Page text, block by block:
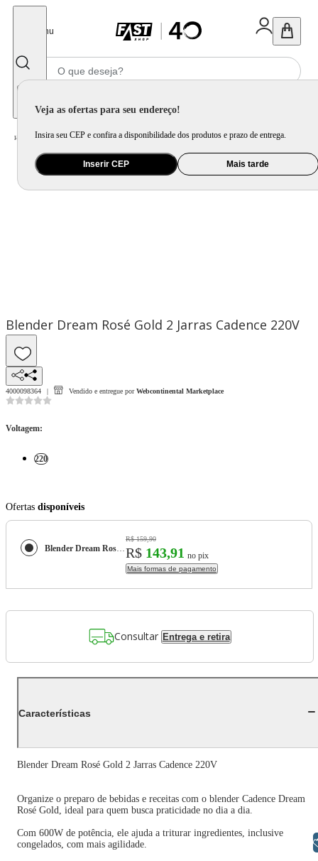
Menu
Veja as ofertas para seu endereço!
Insira seu CEP e confira a disponibilidade dos produtos e prazo de entrega.
Inserir CEP Mais tarde
Home Eletroportátil / Liquidificador
Blender Dream Rosé Gold 2 Jarras Cadence 220V
4000098364 Vendido e entregue por Webcontinental Marketplace
Voltagem:
220
Ofertas disponíveis
Blender Dream Rosé Gold 2 Jarras Cadence 220V
R$ 159,90
R$ 143,91 no pix
Mais formas de pagamento
Consultar Entrega e retira
Características
Blender Dream Rosé Gold 2 Jarras Cadence 220V
Organize o preparo de bebidas e receitas com o blender Cadence Dream
Rosé Gold, ideal para quem busca praticidade no dia a dia.
Com 600W de potência, ele ajuda a triturar ingredientes, inclusive
congelados, com mais agilidade.